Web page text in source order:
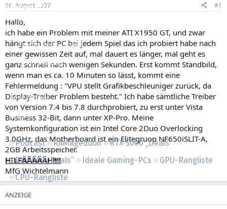
Forum
Aktuelles
Empfohlene Inhalte
Neue Beiträge
Neueste Aktivitäten
Leserartikel
Regeln
Podcast RAMageddon
RTX 5000 „Deals“
RX 9000 „Deals“
Ideale Gaming-PCs
GPU-Rangliste
CPU-Rangliste
e
r
t
16. August 2007 #1
Hallo,
ich habe ein Problem mit meiner ATI X1950 GT, und zwar
hängt sich der PC bei jedem Spiel das ich probiert habe nach
einer gewissen Zeit auf, mal dauert es länger, mal geht es
ganz schnell nach wenigen Sekunden. Erst kommt Standbild,
wenn man es ca. 10 Minuten so lässt, kommt eine
Fehlermeldung : "VPU stellt Grafikbeschleuniger zurück, da
Display-Treiber Problem besteht." Ich habe sämtliche Treiber
von Version 7.4 bis 7.8 durchprobiert, zu erst unter Vista
Business 32-Bit, dann unter XP-Pro. Meine
Systemkonfiguration ist ein Intel Core 2Duo Overlocking
3.0GHz, das Motherboard ist ein Elitegruop NF650iSLIT-A,
2GB Arbeitsspeicher.
HILFÄÄÄÄÄH!!!!
MfG Wichtelmann